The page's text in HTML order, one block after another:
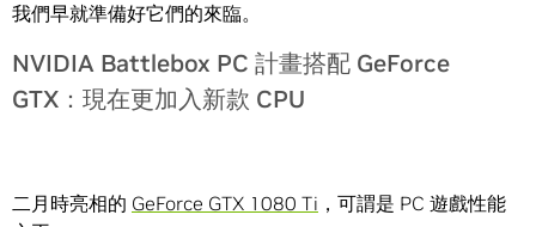
我們早就準備好它們的來臨。
NVIDIA Battlebox PC 計畫搭配 GeForce
GTX：現在更加入新款 CPU
二月時亮相的 GeForce GTX 1080 Ti ，可謂是 PC 遊戲性能